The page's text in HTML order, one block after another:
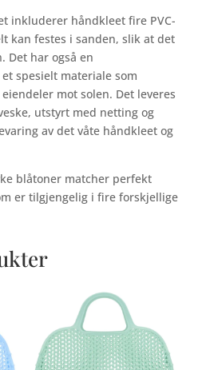
inkluderer håndkleet fire PVC-
kan festes i sanden, slik at det
Det har også en
spesielt materiale som
mot solen. Det leveres
utstyrt med netting og
av det våte håndkleet og
blåtoner matcher perfekt
er tilgjengelig i fire forskjellige